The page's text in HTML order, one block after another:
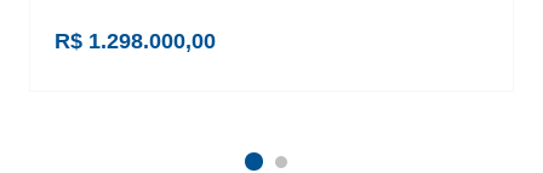
R$ 1.298.000,00